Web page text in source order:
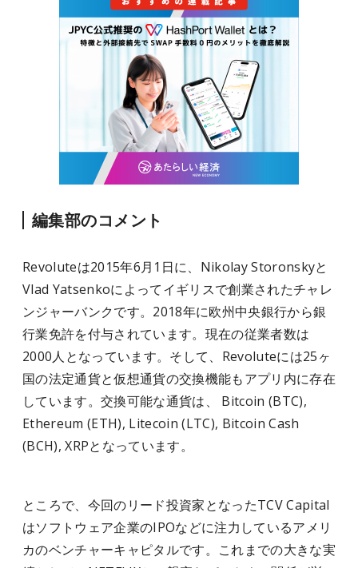
編集部のコメント
Revoluteは2015年6月1日に、Nikolay Storonskyと
Vlad Yatsenkoによってイギリスで創業されたチャレ
ンジャーバンクです。2018年に欧州中央銀行から銀
行業免許を付与されています。現在の従業者数は
2000人となっています。そして、Revoluteには25ヶ
国の法定通貨と仮想通貨の交換機能もアプリ内に存在
しています。交換可能な通貨は、 Bitcoin (BTC),
Ethereum (ETH), Litecoin (LTC), Bitcoin Cash
(BCH), XRPとなっています。
ところで、今回のリード投資家となったTCV Capital
はソフトウェア企業のIPOなどに注力しているアメリ
カのベンチャーキャピタルです。これまでの大きな実